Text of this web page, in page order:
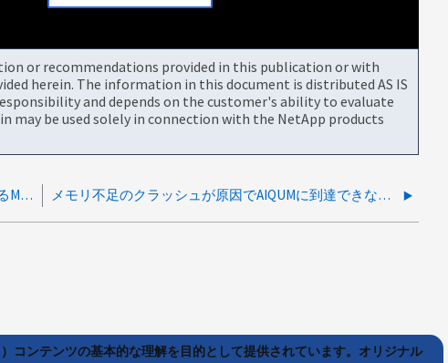
or recommendations provided in this publication or with
herein. The information in this document is distributed AS IS
and depends on the customer's ability to evaluate
be used solely in connection with the NetApp products
AIQUMバックアップが失敗し、JBossユーザに対するMySQLエラーアクセスが拒否されます メモリ不足のクラッシュが原因でAIQUMに到達できなくなる
コンテンツの基本的な理解を目的として提供されています。オリジナル